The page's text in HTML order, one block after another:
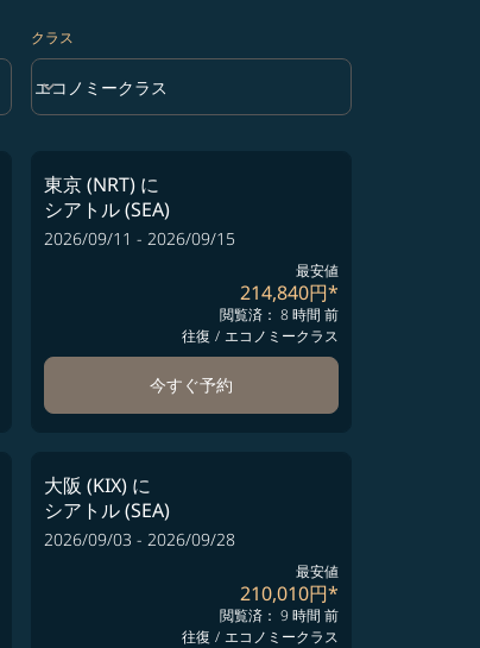
クラス
クラス option エコノミークラス Selected
エコノミークラス
keyboard_arrow_down
東京 (NRT) に
シアトル (SEA)
2026/09/11 - 2026/09/15
最安値
214,840円*
閲覧済： 8 時間 前
往復 / エコノミークラス
今すぐ予約
大阪 (KIX) に
シアトル (SEA)
2026/09/03 - 2026/09/28
最安値
210,010円*
閲覧済： 9 時間 前
往復 / エコノミークラス